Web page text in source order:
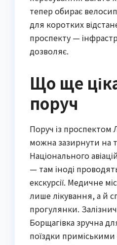
тепер обирає
для коротких
проспекту —
дозволяє.
Що ще
поруч
Поруч із проспектом
можна зазирнути на
Національного
— там іноді
екскурсії. Медичне
лише лікування, а й
прогулянки.
Борщагівка зручна
поїздки